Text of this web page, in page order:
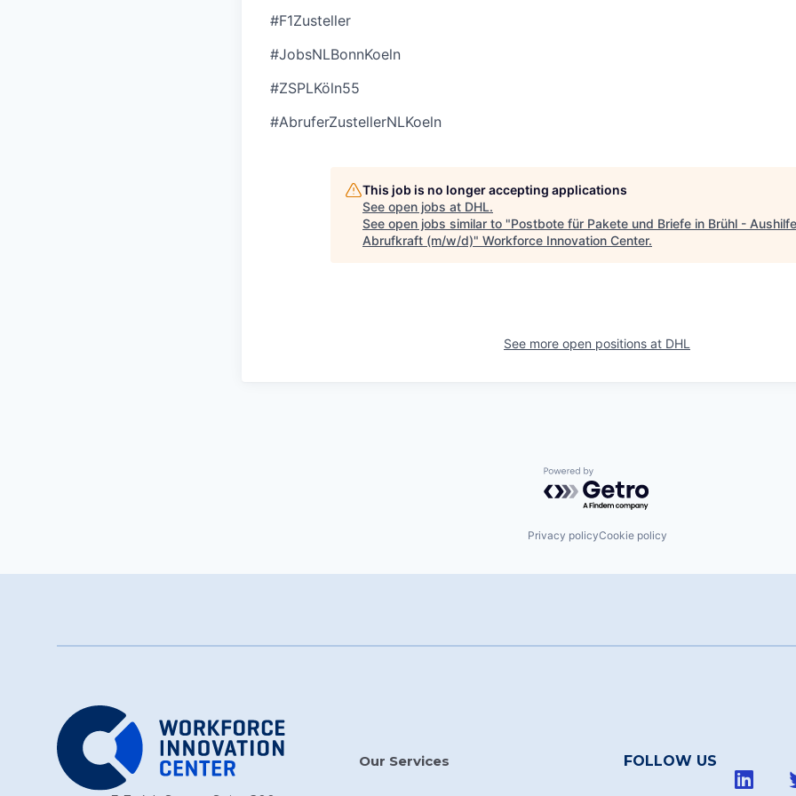
#F1Zusteller
#JobsNLBonnKoeln
#ZSPLKöln55
#AbruferZustellerNLKoeln
This job is no longer accepting applications
See open jobs at DHL.
See open jobs similar to "Postbote für Pakete und Briefe in Brühl -
Abrufkraft (m/w/d)" Workforce Innovation Center.
See more open positions at DHL
Powered by Getro.com
Privacy policyCookie policy
Our Services FOLLOW US